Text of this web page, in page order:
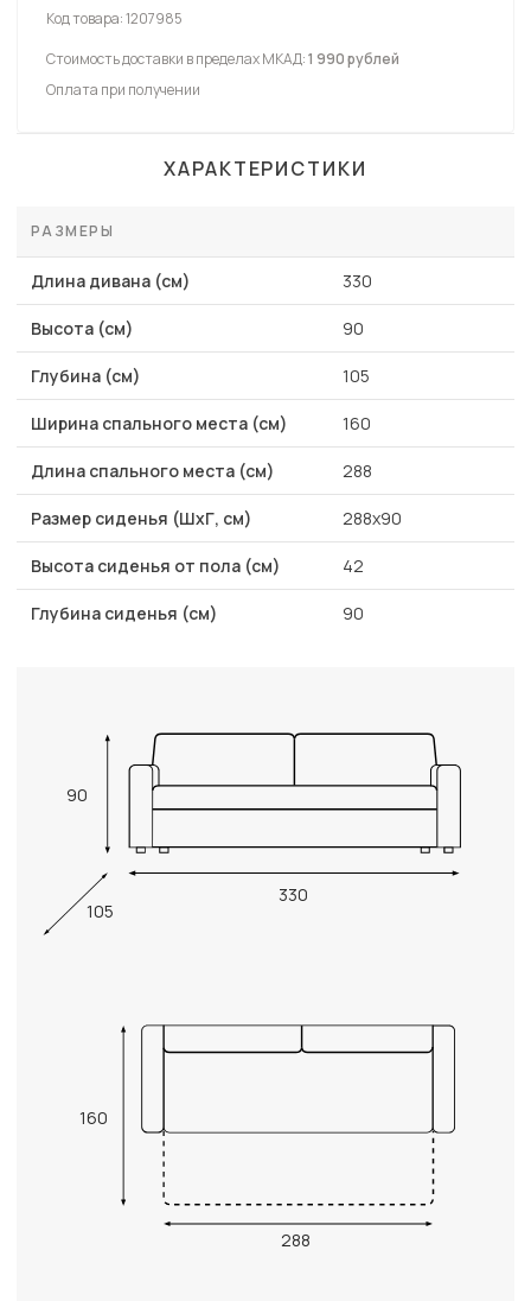
Код товара:1207985
Стоимость доставки в пределах МКАД:1 990 рублей
Оплата при получении
ХАРАКТЕРИСТИКИ
РАЗМЕРЫ
Длина дивана (см) 330
Высота (см) 90
Глубина (см) 105
Ширина спального места (см) 160
Длина спального места (см) 288
Размер сиденья (ШхГ, см) 288х90
Высота сиденья от пола (см) 42
Глубина сиденья (см) 90
90
330
105
160
288